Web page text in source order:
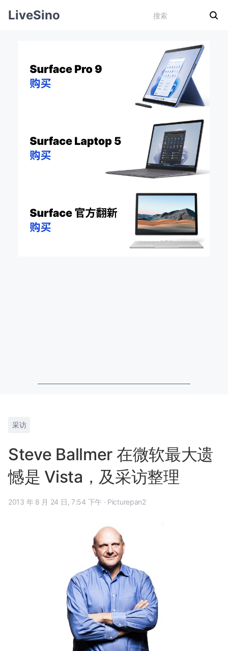
LiveSino
采访
Steve Ballmer 在微软最大遗
憾是 Vista，及采访整理
2013 年 8 月 24 日, 7:54 下午 · Picturepan2